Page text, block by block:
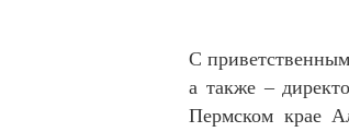
‎С
а также –
Пермском крае